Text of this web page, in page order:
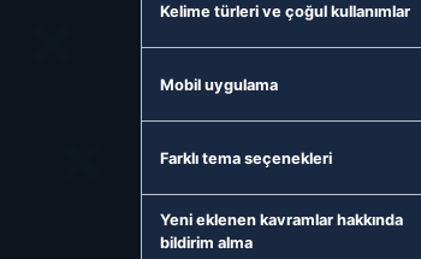
Kelime türleri ve çoğul kullanımlar
Mobil uygulama
Farklı tema seçenekleri
Yeni eklenen kavramlar hakkında
bildirim alma